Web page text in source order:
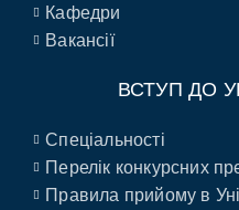
Кафедри
Вакансії
ВСТУП ДО
Спеціальності
Перелік конкурсних
Правила прийому в